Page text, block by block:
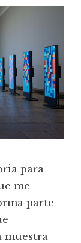
para
me
parte
muestra